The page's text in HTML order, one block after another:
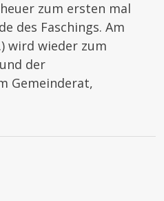
zum ersten mal
des Faschings. Am
wird wieder zum
der
Gemeinderat,